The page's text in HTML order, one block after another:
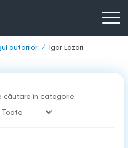
autorilor Igor Lazari
căutare în categorie